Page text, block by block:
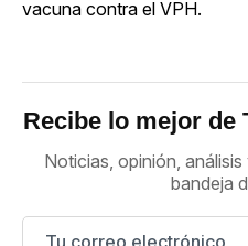
vacuna contra el VPH.
Recibe lo mejor de
Noticias, opinión,
bandeja